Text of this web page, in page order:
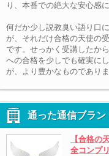
り、本番での絶大な安心感
何だか少し説教臭い語り口
が、それだけ合格の天使の
です。せっかく受講したか
への合格を少しでも確実に
が、より豊かなものであり
通った通信ブラン
【合格の
全コンプ